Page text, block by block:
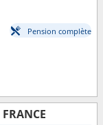
Pension complète